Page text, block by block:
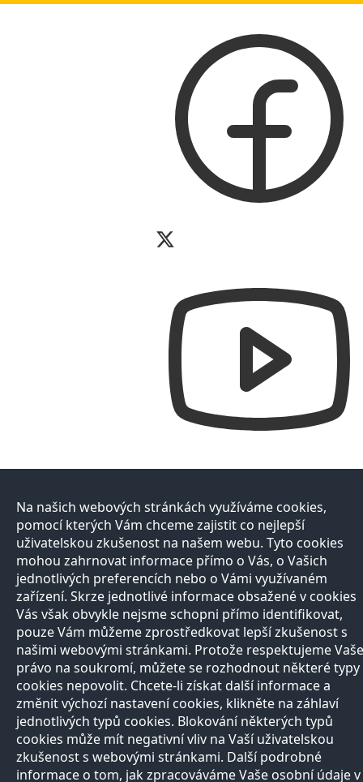
Na našich webových stránkách využíváme cookies,
pomocí kterých Vám chceme zajistit co nejlepší
uživatelskou zkušenost na našem webu. Tyto cookies
mohou zahrnovat informace přímo o Vás, o Vašich
jednotlivých preferencích nebo o Vámi využívaném
zařízení. Skrze jednotlivé informace obsažené v cookies
Vás však obvykle nejsme schopni přímo identifikovat,
pouze Vám můžeme zprostředkovat lepší zkušenost s
našimi webovými stránkami. Protože respektujeme Vaše
právo na soukromí, můžete se rozhodnout některé typy
cookies nepovolit. Chcete-li získat další informace a
změnit výchozí nastavení cookies, klikněte na záhlaví
jednotlivých typů cookies. Blokování některých typů
cookies může mít negativní vliv na Vaší uživatelskou
zkušenost s webovými stránkami. Další podrobné
informace o tom, jak zpracováváme Vaše osobní údaje v